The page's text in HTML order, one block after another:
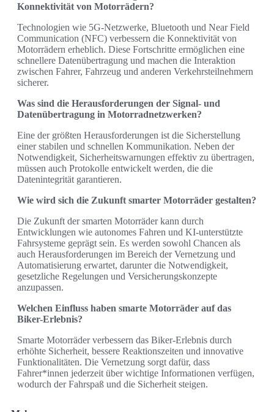
Konnektivität von Motorrädern?
Technologien wie 5G-Netzwerke, Bluetooth und Near Field
Communication (NFC) verbessern die Konnektivität von
Motorrädern erheblich. Diese Fortschritte ermöglichen eine
schnellere Datenübertragung und machen die Interaktion
zwischen Fahrer, Fahrzeug und anderen Verkehrsteilnehmern
sicherer.
Was sind die Herausforderungen der Signal- und
Datenübertragung in Motorradnetzwerken?
Eine der größten Herausforderungen ist die Sicherstellung
einer stabilen und schnellen Kommunikation. Neben der
Notwendigkeit, Sicherheitswarnungen effektiv zu übertragen,
müssen auch Protokolle entwickelt werden, die die
Datenintegrität garantieren.
Wie wird sich die Zukunft smarter Motorräder gestalten?
Die Zukunft der smarten Motorräder kann durch
Entwicklungen wie autonomes Fahren und KI-unterstützte
Fahrsysteme geprägt sein. Es werden sowohl Chancen als
auch Herausforderungen im Bereich der Vernetzung und
Automatisierung erwartet, darunter die Notwendigkeit,
gesetzliche Regelungen und Versicherungskonzepte
anzupassen.
Welchen Einfluss haben smarte Motorräder auf das
Biker-Erlebnis?
Smarte Motorräder verbessern das Biker-Erlebnis durch
erhöhte Sicherheit, bessere Reaktionszeiten und innovative
Funktionalitäten. Die Vernetzung sorgt dafür, dass
Fahrer*innen jederzeit über wichtige Informationen verfügen,
wodurch der Fahrspaß und die Sicherheit steigen.